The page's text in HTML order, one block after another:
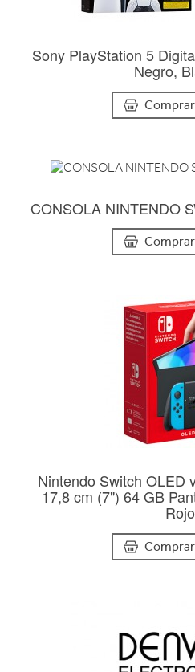
Sony PlayStation 5
Negro,
Comprar
CONSOLA NINTENDO
Comprar
Nintendo Switch OLED
17,8 cm (7") 64 GB
Rojo
Comprar